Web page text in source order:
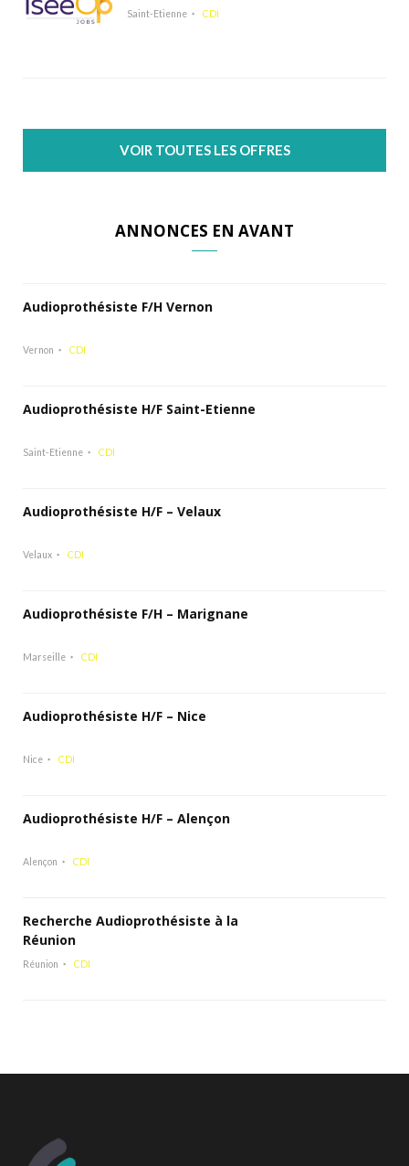
Saint-Etienne CDI
VOIR TOUTES LES OFFRES
ANNONCES EN AVANT
Audioprothésiste F/H Vernon
Vernon CDI
Audioprothésiste H/F Saint-Etienne
Saint-Etienne CDI
Audioprothésiste H/F – Velaux
Velaux CDI
Audioprothésiste F/H – Marignane
Marseille CDI
Audioprothésiste H/F – Nice
Nice CDI
Audioprothésiste H/F – Alençon
Alençon CDI
Recherche Audioprothésiste à la
Réunion
Réunion CDI